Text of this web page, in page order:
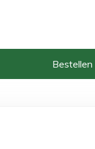
Bestellen